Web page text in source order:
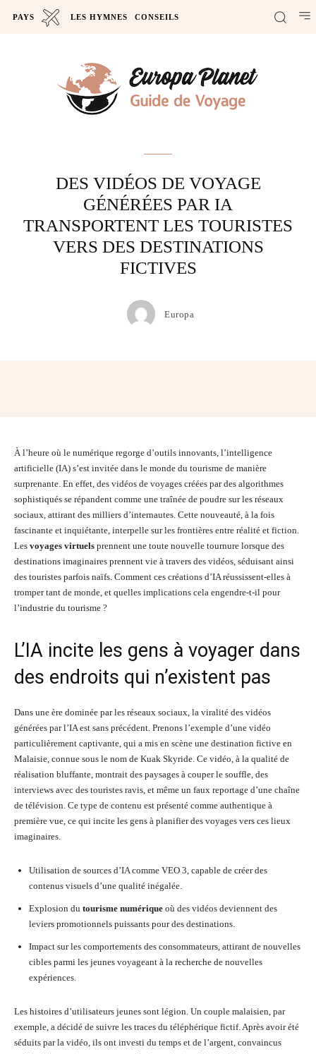
PAYS LES HYMNES CONSEILS
DES VIDÉOS DE VOYAGE
GÉNÉRÉES PAR IA
TRANSPORTENT LES TOURISTES
VERS DES DESTINATIONS
FICTIVES
Europa
À l’heure où le numérique regorge d’outils innovants, l’intelligence
artificielle (IA) s’est invitée dans le monde du tourisme de manière
surprenante. En effet, des vidéos de voyages créées par des algorithmes
sophistiqués se répandent comme une traînée de poudre sur les réseaux
sociaux, attirant des milliers d’internautes. Cette nouveauté, à la fois
fascinante et inquiétante, interpelle sur les frontières entre réalité et fiction.
Les voyages virtuels prennent une toute nouvelle tournure lorsque des
destinations imaginaires prennent vie à travers des vidéos, séduisant ainsi
des touristes parfois naïfs. Comment ces créations d’IA réussissent-elles à
tromper tant de monde, et quelles implications cela engendre-t-il pour
l’industrie du tourisme ?
L’IA incite les gens à voyager dans
des endroits qui n’existent pas
Dans une ère dominée par les réseaux sociaux, la viralité des vidéos
générées par l’IA est sans précédent. Prenons l’exemple d’une vidéo
particulièrement captivante, qui a mis en scène une destination fictive en
Malaisie, connue sous le nom de Kuak Skyride. Ce vidéo, à la qualité de
réalisation bluffante, montrait des paysages à couper le souffle, des
interviews avec des touristes ravis, et même un faux reportage d’une chaîne
de télévision. Ce type de contenu est présenté comme authentique à
première vue, ce qui incite les gens à planifier des voyages vers ces lieux
imaginaires.
Utilisation de sources d’IA comme VEO 3, capable de créer des
contenus visuels d’une qualité inégalée.
Explosion du tourisme numérique où des vidéos deviennent des
leviers promotionnels puissants pour des destinations.
Impact sur les comportements des consommateurs, attirant de nouvelles
cibles parmi les jeunes voyageant à la recherche de nouvelles
expériences.
Les histoires d’utilisateurs jeunes sont légion. Un couple malaisien, par
exemple, a décidé de suivre les traces du téléphérique fictif. Après avoir été
séduits par la vidéo, ils ont investi du temps et de l’argent, convaincus